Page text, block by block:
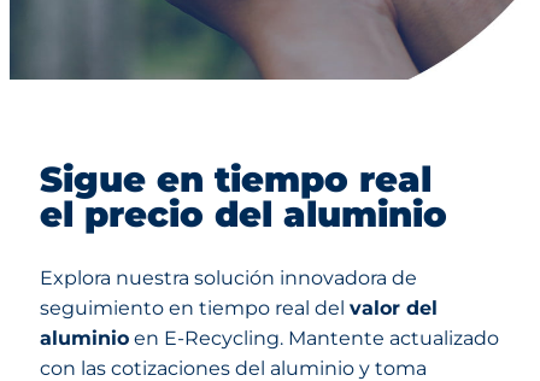
Sigue en tiempo real
el precio del aluminio
Explora nuestra solución innovadora de
seguimiento en tiempo real del valor del
aluminio en E-Recycling. Mantente actualizado
con las cotizaciones del aluminio y toma